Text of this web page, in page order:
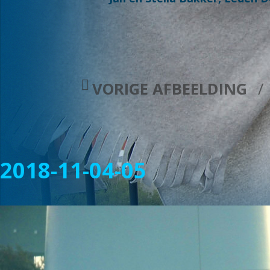
VORIGE AFBEELDING
2018-11-04-05